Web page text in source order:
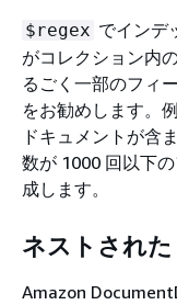
$regex でインデ
がコレクション内
るごく一部のフィ
をお勧めします。
ドキュメントが含
数が 1000 回以下
成します。
ネストされ
Amazon